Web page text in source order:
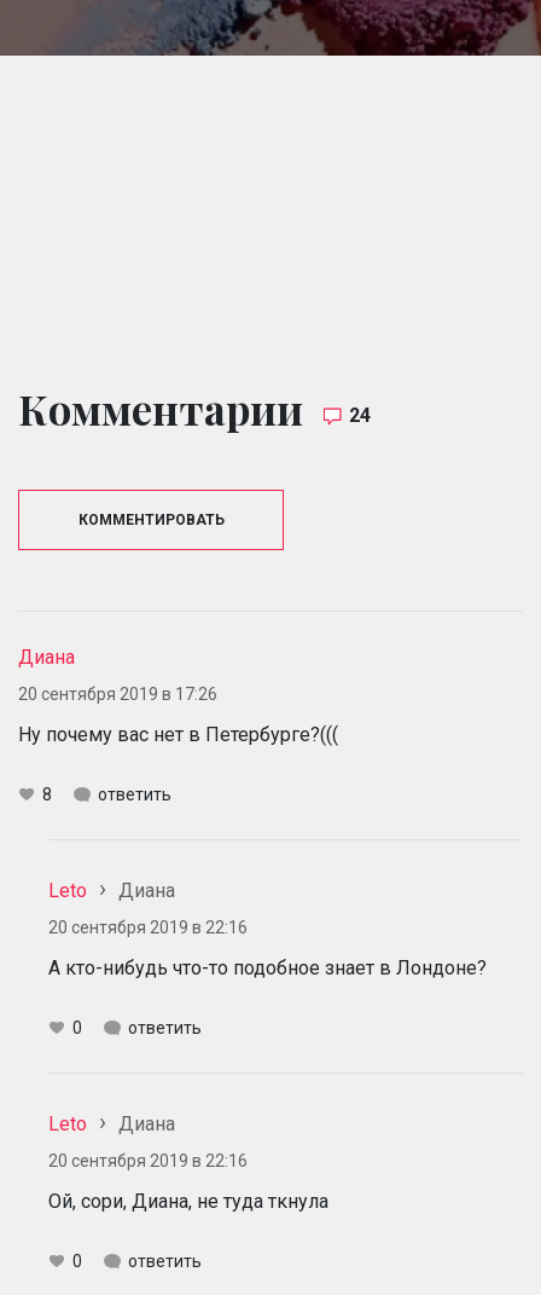
Комментарии 24
КОММЕНТИРОВАТЬ
Диана
20 сентября 2019 в 17:26
Ну почему вас нет в Петербурге?(((
8 ответить
Leto Диана
20 сентября 2019 в 22:16
А кто-нибудь что-то подобное знает в Лондоне?
0 ответить
Leto Диана
20 сентября 2019 в 22:16
Ой, сори, Диана, не туда ткнула
0 ответить